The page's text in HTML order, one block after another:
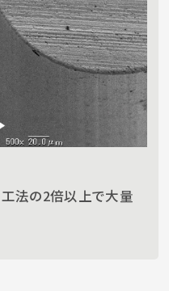
法の2倍以上で大量